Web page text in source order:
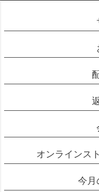
時間で抽出する淹れ
短時間で抽出するた
え、焦がしカラメ
つくような独特の風
一方でレギュラー
また、使用するコ
すので参考にしてく
レギ
オンラインス
今月